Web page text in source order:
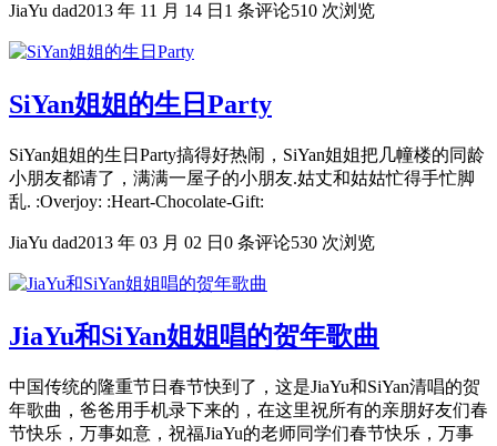
JiaYu dad2013 年 11 月 14 日 1 条评论510 次浏览
SiYan姐姐的生日Party
SiYan姐姐的生日Party搞得好热闹，SiYan姐姐把几幢楼的同龄
小朋友都请了，满满一屋子的小朋友.姑丈和姑姑忙得手忙脚
乱. :Overjoy: :Heart-Chocolate-Gift:
JiaYu dad2013 年 03 月 02 日 0 条评论530 次浏览
JiaYu和SiYan姐姐唱的贺年歌曲
中国传统的隆重节日春节快到了，这是JiaYu和SiYan清唱的贺
年歌曲，爸爸用手机录下来的，在这里祝所有的亲朋好友们春
节快乐，万事如意，祝福JiaYu的老师同学们春节快乐，万事